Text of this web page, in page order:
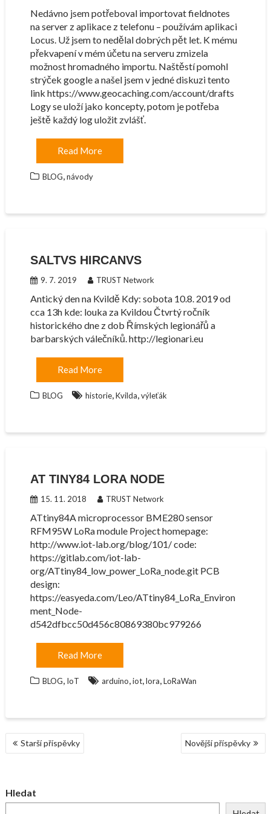
Nedávno jsem potřeboval importovat fieldnotes
na server z aplikace z telefonu – používám aplikaci
Locus. Už jsem to nedělal dobrých pět let. K mému
překvapení v mém účetu na serveru zmizela
možnost hromadného importu. Naštěstí pomohl
strýček google a našel jsem v jedné diskuzi tento
link https://www.geocaching.com/account/drafts
Logy se uloží jako koncepty, potom je potřeba
ještě každý log uložit zvlášť.
Read More
BLOG,návody
SALTVS HIRCANVS
9. 7. 2019 TRUST Network
Antický den na Kvildě Kdy: sobota 10.8. 2019 od
cca 13h kde: louka za Kvildou Čtvrtý ročník
historického dne z dob Římských legionářů a
barbarských válečníků. http://legionari.eu
Read More
BLOG historie,Kvilda,výleťák
AT TINY84 LORA NODE
15. 11. 2018 TRUST Network
ATtiny84A microprocessor BME280 sensor
RFM95W LoRa module Project homepage:
http://www.iot-lab.org/blog/101/ code:
https://gitlab.com/iot-lab-
org/ATtiny84_low_power_LoRa_node.git PCB
design:
https://easyeda.com/Leo/ATtiny84_LoRa_Environ
ment_Node-
d542dfbcc50d456c80869380bc979266
Read More
BLOG, IoT arduino,iot,lora,LoRaWan
NAVIGACE
PRO
Starší příspěvky Novější příspěvky
Hledat